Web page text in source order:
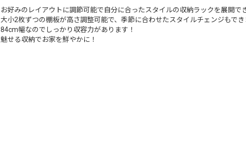
お好みのレイアウトに調節可能で自分に合ったスタイルの収納ラックを展開で
大小2枚ずつの棚板が高さ調整可能で、季節に合わせたスタイルチェンジもでき
84cm幅なのでしっかり収容力があります！
魅せる収納でお家を鮮やかに！